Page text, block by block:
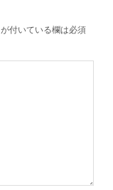
が付いている欄は必須